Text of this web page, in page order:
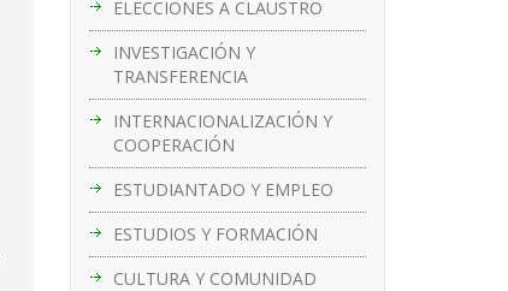
ELECCIONES A CLAUSTRO
INVESTIGACIÓN Y
TRANSFERENCIA
INTERNACIONALIZACIÓN Y
COOPERACIÓN
ESTUDIANTADO Y EMPLEO
ESTUDIOS Y FORMACIÓN
CULTURA Y COMUNIDAD